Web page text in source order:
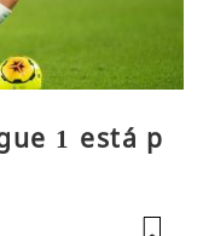
1 está p